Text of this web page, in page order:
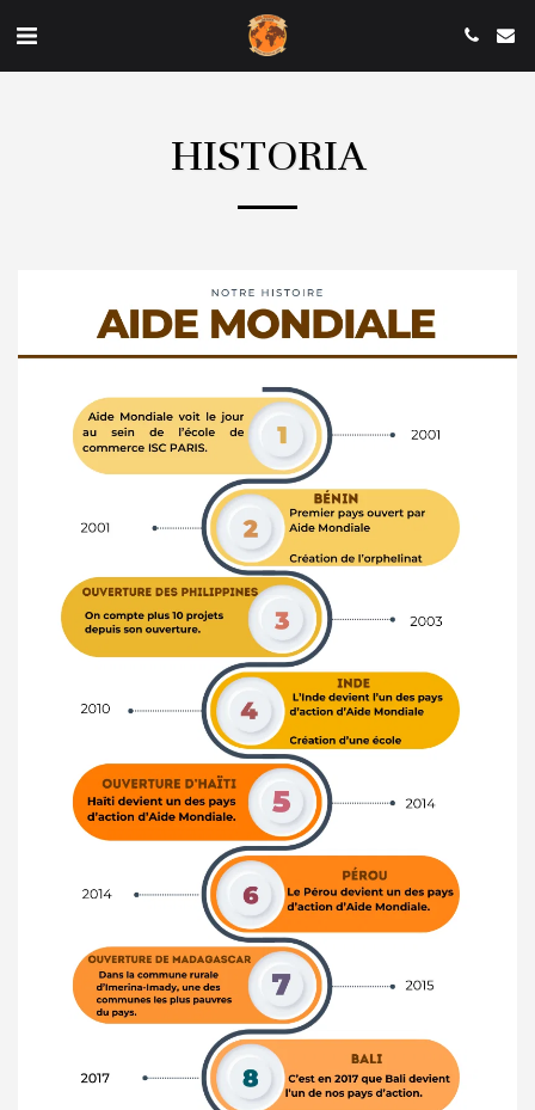
HISTORIA